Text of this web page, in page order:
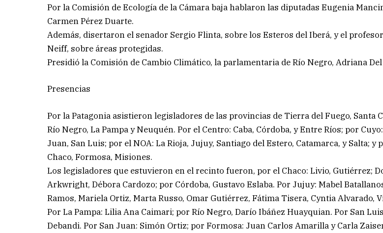
Por la Comisión de Ecología de la Cámara baja hablaron las diputadas Eugenia
Carmen Pérez Duarte.
Además, disertaron el senador Sergio Flinta, sobre los Esteros del Iberá, y el
Neiff, sobre áreas protegidas.
Presidió la Comisión de Cambio Climático, la parlamentaria de Río Negro, Adriana
Presencias
Por la Patagonia asistieron legisladores de las provincias de Tierra del Fuego, Santa
Río Negro, La Pampa y Neuquén. Por el Centro: Caba, Córdoba, y Entre Ríos; por
Juan, San Luis; por el NOA: La Rioja, Jujuy, Santiago del Estero, Catamarca, y Salta; y
Chaco, Formosa, Misiones.
Los legisladores que estuvieron en el recinto fueron, por el Chaco: Livio, Gutiérrez;
Arkwright, Débora Cardozo; por Córdoba, Gustavo Eslaba. Por Jujuy: Mabel
Ramos, Mariela Ortiz, Marta Russo, Omar Gutiérrez, Fátima Tisera, Cyntia Alvarado,
Por La Pampa: Lilia Ana Caimari; por Río Negro, Darío Ibáñez Huayquian. Por San
Debandi. Por San Juan: Simón Ortiz; por Formosa: Juan Carlos Amarilla y Carla